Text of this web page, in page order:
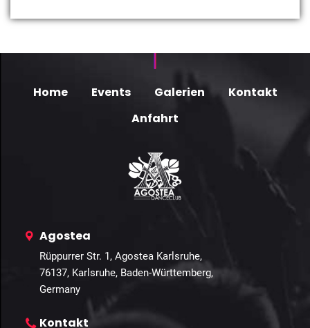
Home Events Galerien
Kontakt
Anfahrt
Agostea
Rüppurrer Str. 1, Agostea Karlsruhe,
76137, Karlsruhe, Baden-Württemberg,
Germany
Kontakt